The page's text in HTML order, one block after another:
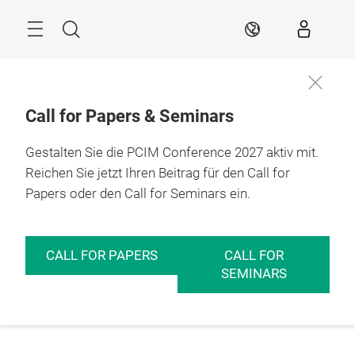
Suche DE
Call for Papers & Seminars
Gestalten Sie die PCIM Conference 2027 aktiv mit.
Reichen Sie jetzt Ihren Beitrag für den Call for
Papers oder den Call for Seminars ein.
CALL FOR PAPERS
CALL FOR
SEMINARS